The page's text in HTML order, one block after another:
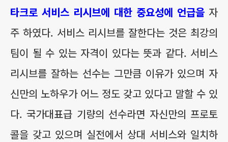
타크로 서비스 리시브에 대한 중요성에 언급을 자
주 하였다. 서비스 리시브를 잘한다는 것은 최강의
팀이 될 수 있는 자격이 있다는 뜻과 같다. 서비스
리시브를 잘하는 선수는 그만큼 이유가 있으며 자
신만의 노하우가 어느 정도 갖고 있다고 말할 수 있
다. 국가대표급 기량의 선수라면 자신만의 프로토
콜을 갖고 있으며 실전에서 상대 서비스와 일치하